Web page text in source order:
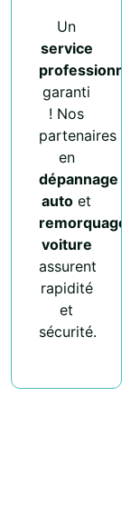
Un
service
professionnel
garanti
! Nos
partenaires
en
dépannage
auto et
remorquage
voiture
assurent
rapidité
et
sécurité.